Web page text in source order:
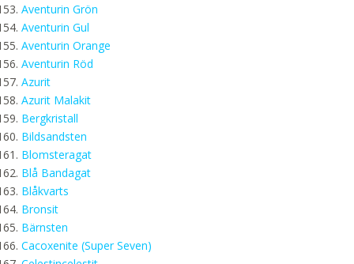
Aventurin Grön
Aventurin Gul
Aventurin Orange
Aventurin Röd
Azurit
Azurit Malakit
Bergkristall
Bildsandsten
Blomsteragat
Blå Bandagat
Blåkvarts
Bronsit
Bärnsten
Cacoxenite (Super Seven)